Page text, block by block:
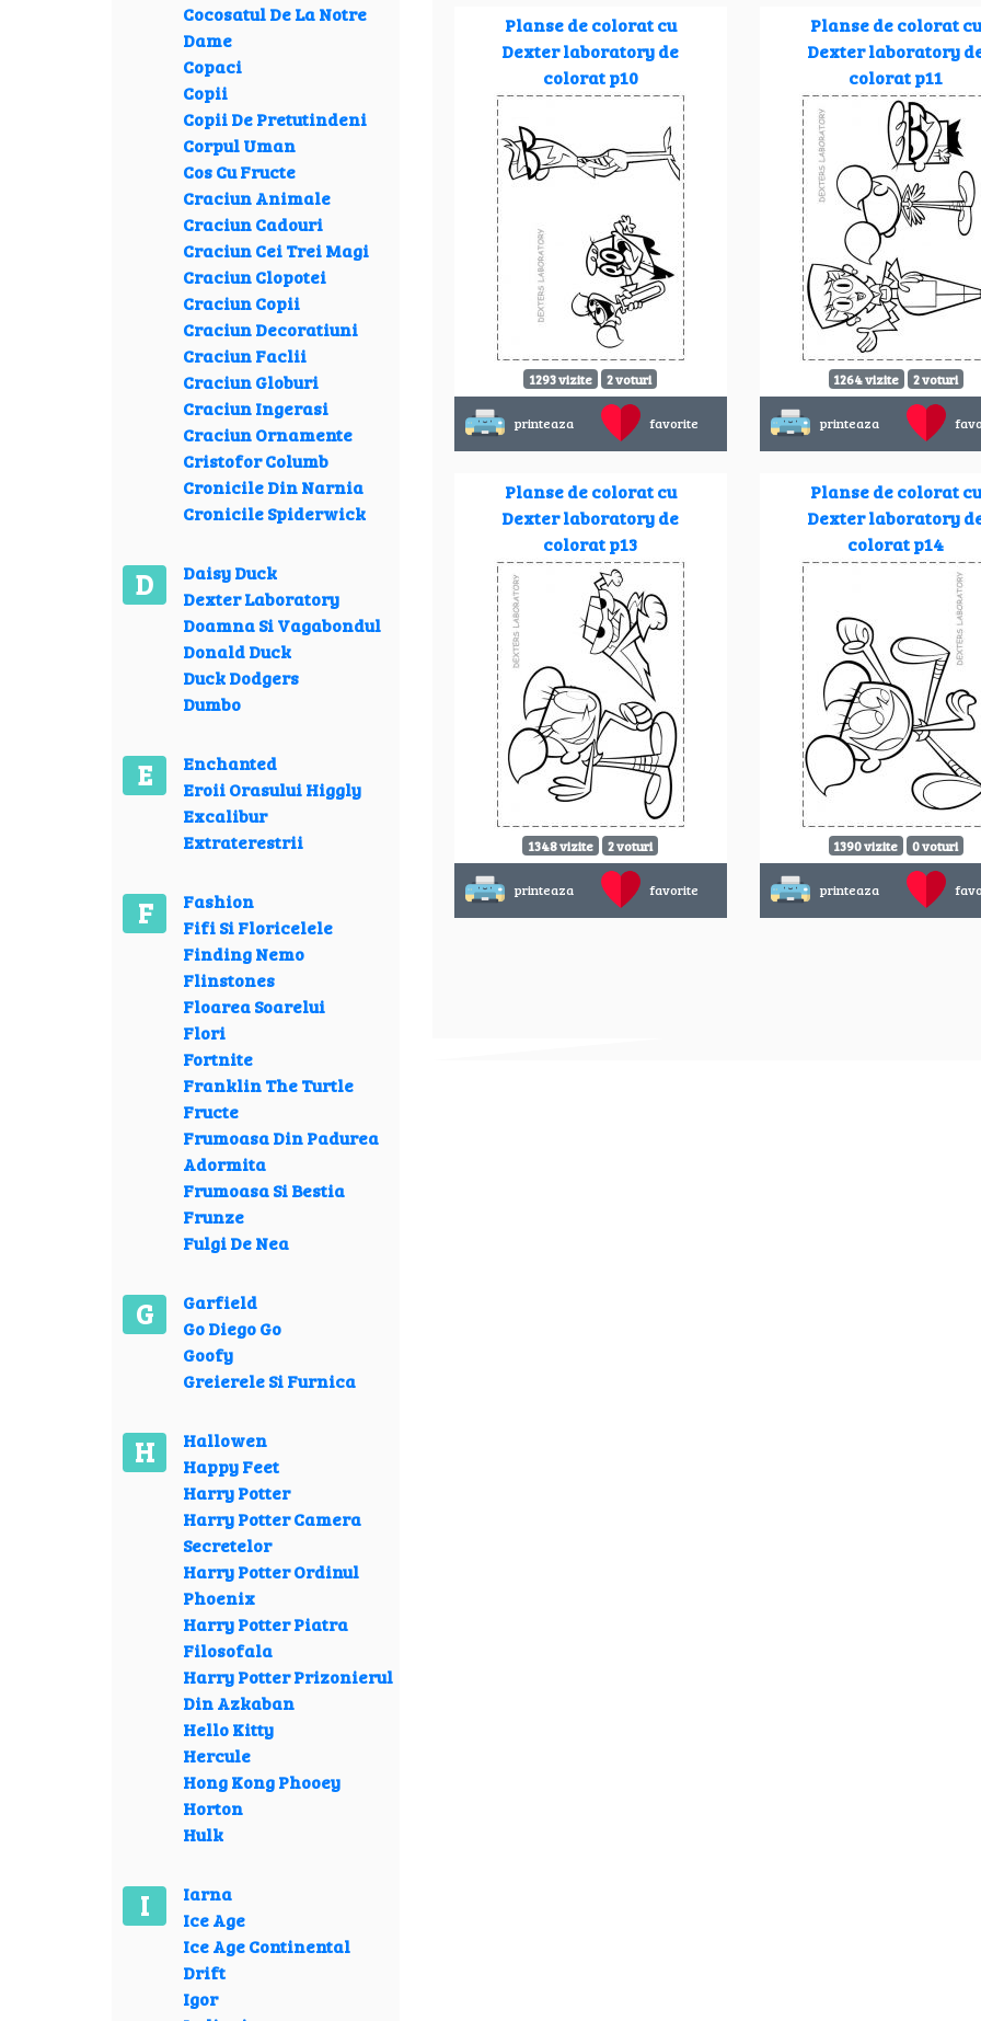
Cocosatul De La Notre
Dame
Copaci
Copii
Copii De Pretutindeni
Corpul Uman
Cos Cu Fructe
Craciun Animale
Craciun Cadouri
Craciun Cei Trei Magi
Craciun Clopotei
Craciun Copii
Craciun Decoratiuni
Craciun Faclii
Craciun Globuri
Craciun Ingerasi
Craciun Ornamente
Cristofor Columb
Cronicile Din Narnia
Cronicile Spiderwick
D
Daisy Duck
Dexter Laboratory
Doamna Si Vagabondul
Donald Duck
Duck Dodgers
Dumbo
E
Enchanted
Eroii Orasului Higgly
Excalibur
Extraterestrii
F
Fashion
Fifi Si Floricelele
Finding Nemo
Flinstones
Floarea Soarelui
Flori
Fortnite
Franklin The Turtle
Fructe
Frumoasa Din Padurea
Adormita
Frumoasa Si Bestia
Frunze
Fulgi De Nea
G
Garfield
Go Diego Go
Goofy
Greierele Si Furnica
H
Hallowen
Happy Feet
Harry Potter
Harry Potter Camera
Secretelor
Harry Potter Ordinul
Phoenix
Harry Potter Piatra
Filosofala
Harry Potter Prizonierul
Din Azkaban
Hello Kitty
Hercule
Hong Kong Phooey
Horton
Hulk
I
Iarna
Ice Age
Ice Age Continental
Drift
Igor
Planse de colorat cu
Dexter laboratory de
colorat p10
1293 vizite 2 voturi
printeaza favorite
Planse de colorat cu
Dexter laboratory
colorat p11
1264 vizite 2 voturi
printeaza
Planse de colorat cu
Dexter laboratory de
colorat p13
1348 vizite 2 voturi
printeaza favorite
Planse de colorat cu
Dexter laboratory
colorat p14
1390 vizite 0 voturi
printeaza